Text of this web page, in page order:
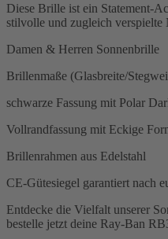
Diese Brille ist ein Statement-
stilvolle und zugleich verspielte
Damen & Herren Sonnenbrille
Brillenmaße (Glasbreite/
schwarze Fassung mit Polar
Vollrandfassung mit Eckige
Brillenrahmen aus Edelstahl
CE-Gütesiegel garantiert nach
Entdecke die Vielfalt unserer
bestelle jetzt deine Ray-Ban